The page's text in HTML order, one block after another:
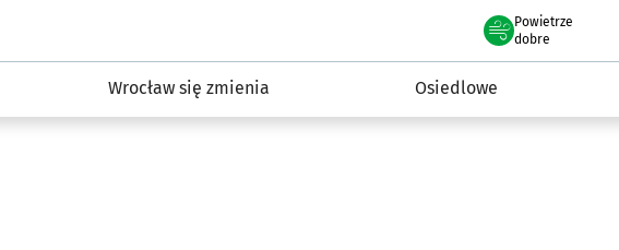
podserwis: #InwestycjeWRO - miejskie inwestycje 2019-2032
Powietrze
we Wrocławiu
dobre
Wrocław się zmienia Osiedlowe